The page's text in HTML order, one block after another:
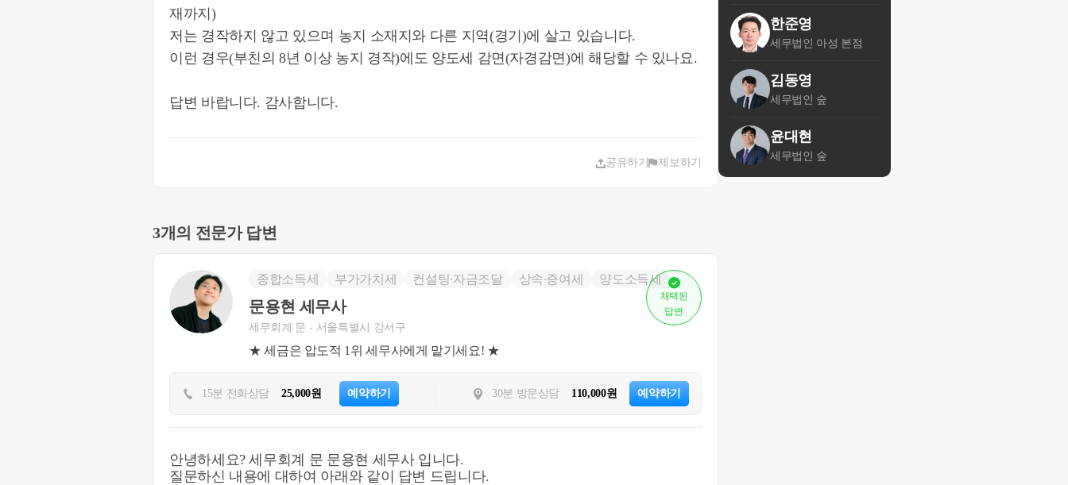
재까지)
저는 경작하지 않고 있으며 농지 소재지와 다른 지역(경기)에 살고 있습니다.
이런 경우(부친의 8년 이상 농지 경작)에도 양도세 감면(자경감면)에 해당할 수 있나요.
답변 바랍니다. 감사합니다.
공유하기 제보하기
3개의 전문가 답변
채택된
답변
종합소득세 부가가치세 컨설팅∙자금조달 상속∙증여세 양도소득세
문용현 세무사
세무회계 문 서울특별시 강서구
★ 세금은 압도적 1위 세무사에게 맡기세요! ★
15분 전화상담 25,000원 예약하기 30분 방문상담 110,000원 예약하기
안녕하세요? 세무회계 문 문용현 세무사 입니다.
질문하신 내용에 대하여 아래와 같이 답변 드립니다.
한준영
세무법인 아성 본점
김동영
세무법인 숲
윤대현
세무법인 숲